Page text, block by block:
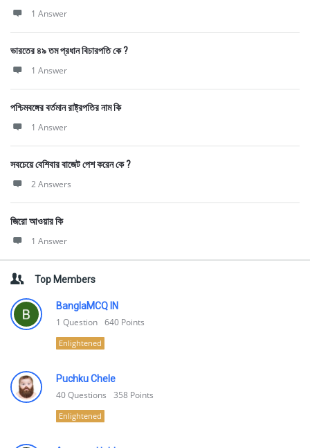
1 Answer
ভারতের ৪৯ তম প্রধান বিচারপতি কে ?
1 Answer
পশ্চিমবঙ্গের বর্তমান রাষ্ট্রপতির নাম কি
1 Answer
সবচেয়ে বেশিবার বাজেট পেশ করেন কে ?
2 Answers
জিরো আওয়ার কি
1 Answer
Top Members
BanglaMCQ IN
1 Question 640 Points
Enlightened
Puchku Chele
40Questions 358 Points
Enlightened